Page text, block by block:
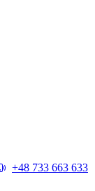
+48 733 663 633